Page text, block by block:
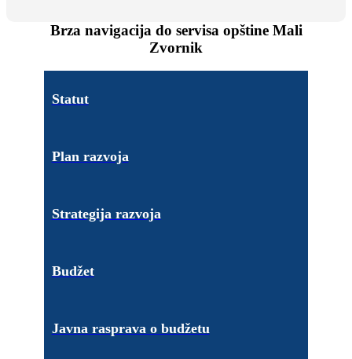
Brza navigacija do servisa opštine Mali
Zvornik
Statut
Plan razvoja
Strategija razvoja
Budžet
Javna rasprava o budžetu